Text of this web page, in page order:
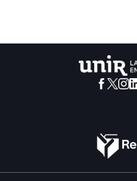
educación superior en la
Universidades recuperen el